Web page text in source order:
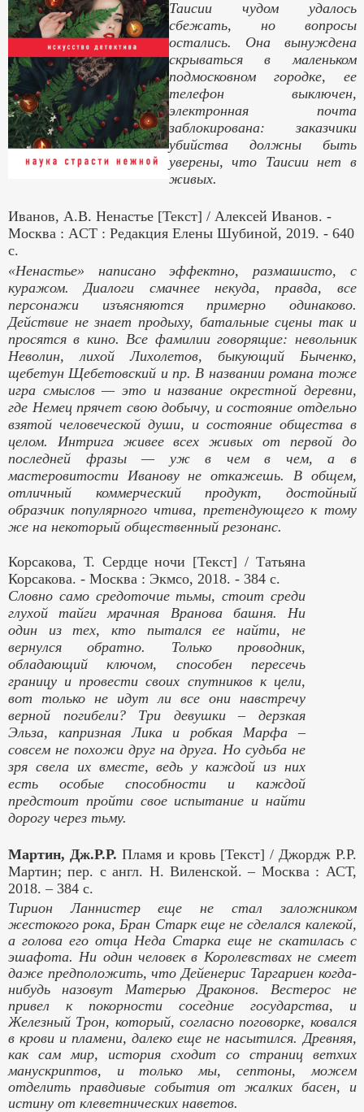
Таисии чудом удалось
сбежать, но вопросы
остались. Она вынуждена
скрываться в маленьком
подмосковном городке, ее
телефон выключен,
электронная почта
заблокирована: заказчики
убийства должны быть
уверены, что Таисии нет в
живых.
Иванов, А.В. Ненастье [Текст] / Алексей Иванов. -
Москва : ACT : Редакция Елены Шубиной, 2019. - 640
с.
«Ненастье» написано эффектно, размашисто, с
куражом. Диалоги смачнее некуда, правда, все
персонажи изъясняются примерно одинаково.
Действие не знает продыху, батальные сцены так и
просятся в кино. Все фамилии говорящие: невольник
Неволин, лихой Лихолетов, быкующий Быченко,
щебетун Щебетовский и пр. В названии романа тоже
игра смыслов — это и название окрестной деревни,
где Немец прячет свою добычу, и состояние отдельно
взятой человеческой души, и состояние общества в
целом. Интрига живее всех живых от первой до
последней фразы — уж в чем в чем, а в
мастеровитости Иванову не откажешь. В общем,
отличный коммерческий продукт, достойный
образчик популярного чтива, претендующего к тому
же на некоторый общественный резонанс.
Корсакова, Т. Сердце ночи [Текст] / Татьяна
Корсакова. - Москва : Экмсо, 2018. - 384 с.
Словно само средоточие тьмы, стоит среди
глухой тайги мрачная Вранова башня. Ни
один из тех, кто пытался ее найти, не
вернулся обратно. Только проводник,
обладающий ключом, способен пересечь
границу и провести своих спутников к цели,
вот только не идут ли все они навстречу
верной погибели? Три девушки – дерзкая
Эльза, капризная Лика и робкая Марфа –
совсем не похожи друг на друга. Но судьба не
зря свела их вместе, ведь у каждой из них
есть особые способности и каждой
предстоит пройти свое испытание и найти
дорогу через тьму.
Мартин, Дж.Р.Р. Пламя и кровь [Текст] / Джордж Р.Р.
Мартин; пер. с англ. Н. Виленской. – Москва : АСТ,
2018. – 384 с.
Тирион Ланнистер еще не стал заложником
жестокого рока, Бран Старк еще не сделался калекой,
а голова его отца Неда Старка еще не скатилась с
эшафота. Ни один человек в Королевствах не смеет
даже предположить, что Дейенерис Таргариен когда-
нибудь назовут Матерью Драконов. Вестерос не
привел к покорности соседние государства, и
Железный Трон, который, согласно поговорке, ковался
в крови и пламени, далеко еще не насытился. Древняя,
как сам мир, история сходит со страниц ветхих
манускриптов, и только мы, септоны, можем
отделить правдивые события от жалких басен, и
истину от клеветнических наветов.